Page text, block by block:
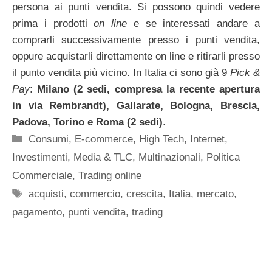
persona ai punti vendita. Si possono quindi vedere
prima i prodottion line e se interessati andare a
comprarli successivamente presso i punti vendita,
oppure acquistarli direttamente on line e ritirarli presso
il punto vendita più vicino. In Italia ci sono già 9 Pick &
Pay: Milano (2 sedi, compresa la recente apertura
in via Rembrandt), Gallarate, Bologna, Brescia,
Padova, Torino e Roma (2 sedi).
Categorie
Consumi, E-commerce, High Tech, Internet,
Investimenti, Media & TLC, Multinazionali, Politica
Commerciale, Trading online
Tag
acquisti,commercio,crescita, Italia, mercato,
pagamento, punti vendita, trading